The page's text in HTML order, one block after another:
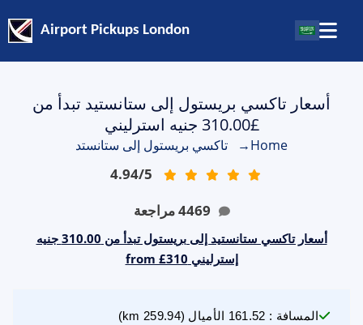
Airport Pickups London
أسعار تاكسي بريستول إلى ستانستيد تبدأ من
£310.00 جنيه استرليني
Home
→ تاكسي بريستول إلى ستانستد
4.94/5
4469مراجعة
أسعار تاكسي ستانستيد إلى بريستول تبدأ من 310.00 جنيه
إسترليني from £310
المسافة :
161.52 الأميال (
259.94